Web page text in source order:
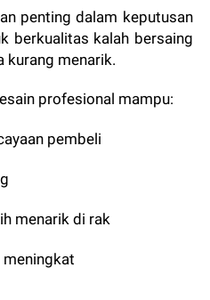
penting dalam keputusan
berkualitas kalah bersaing
kurang menarik.
profesional mampu:
pembeli
menarik di rak
meningkat